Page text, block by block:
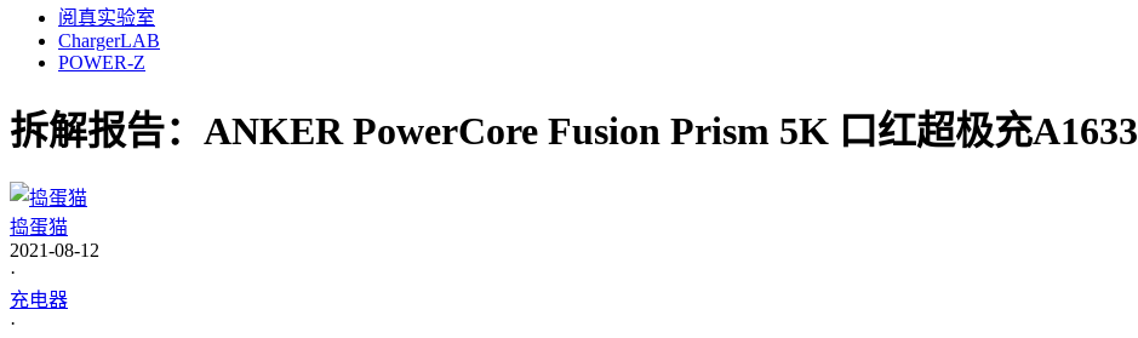
阅真实验室
ChargerLAB
POWER-Z
拆解报告：ANKER PowerCore Fusion Prism 5K 口红超极充A1633
捣蛋猫
2021-08-12
·
充电器
·